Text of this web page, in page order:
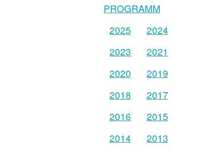
PROGRAMM
2025
2024
2023
2021
2020
2019
2018
2017
2016
2015
2014
2013